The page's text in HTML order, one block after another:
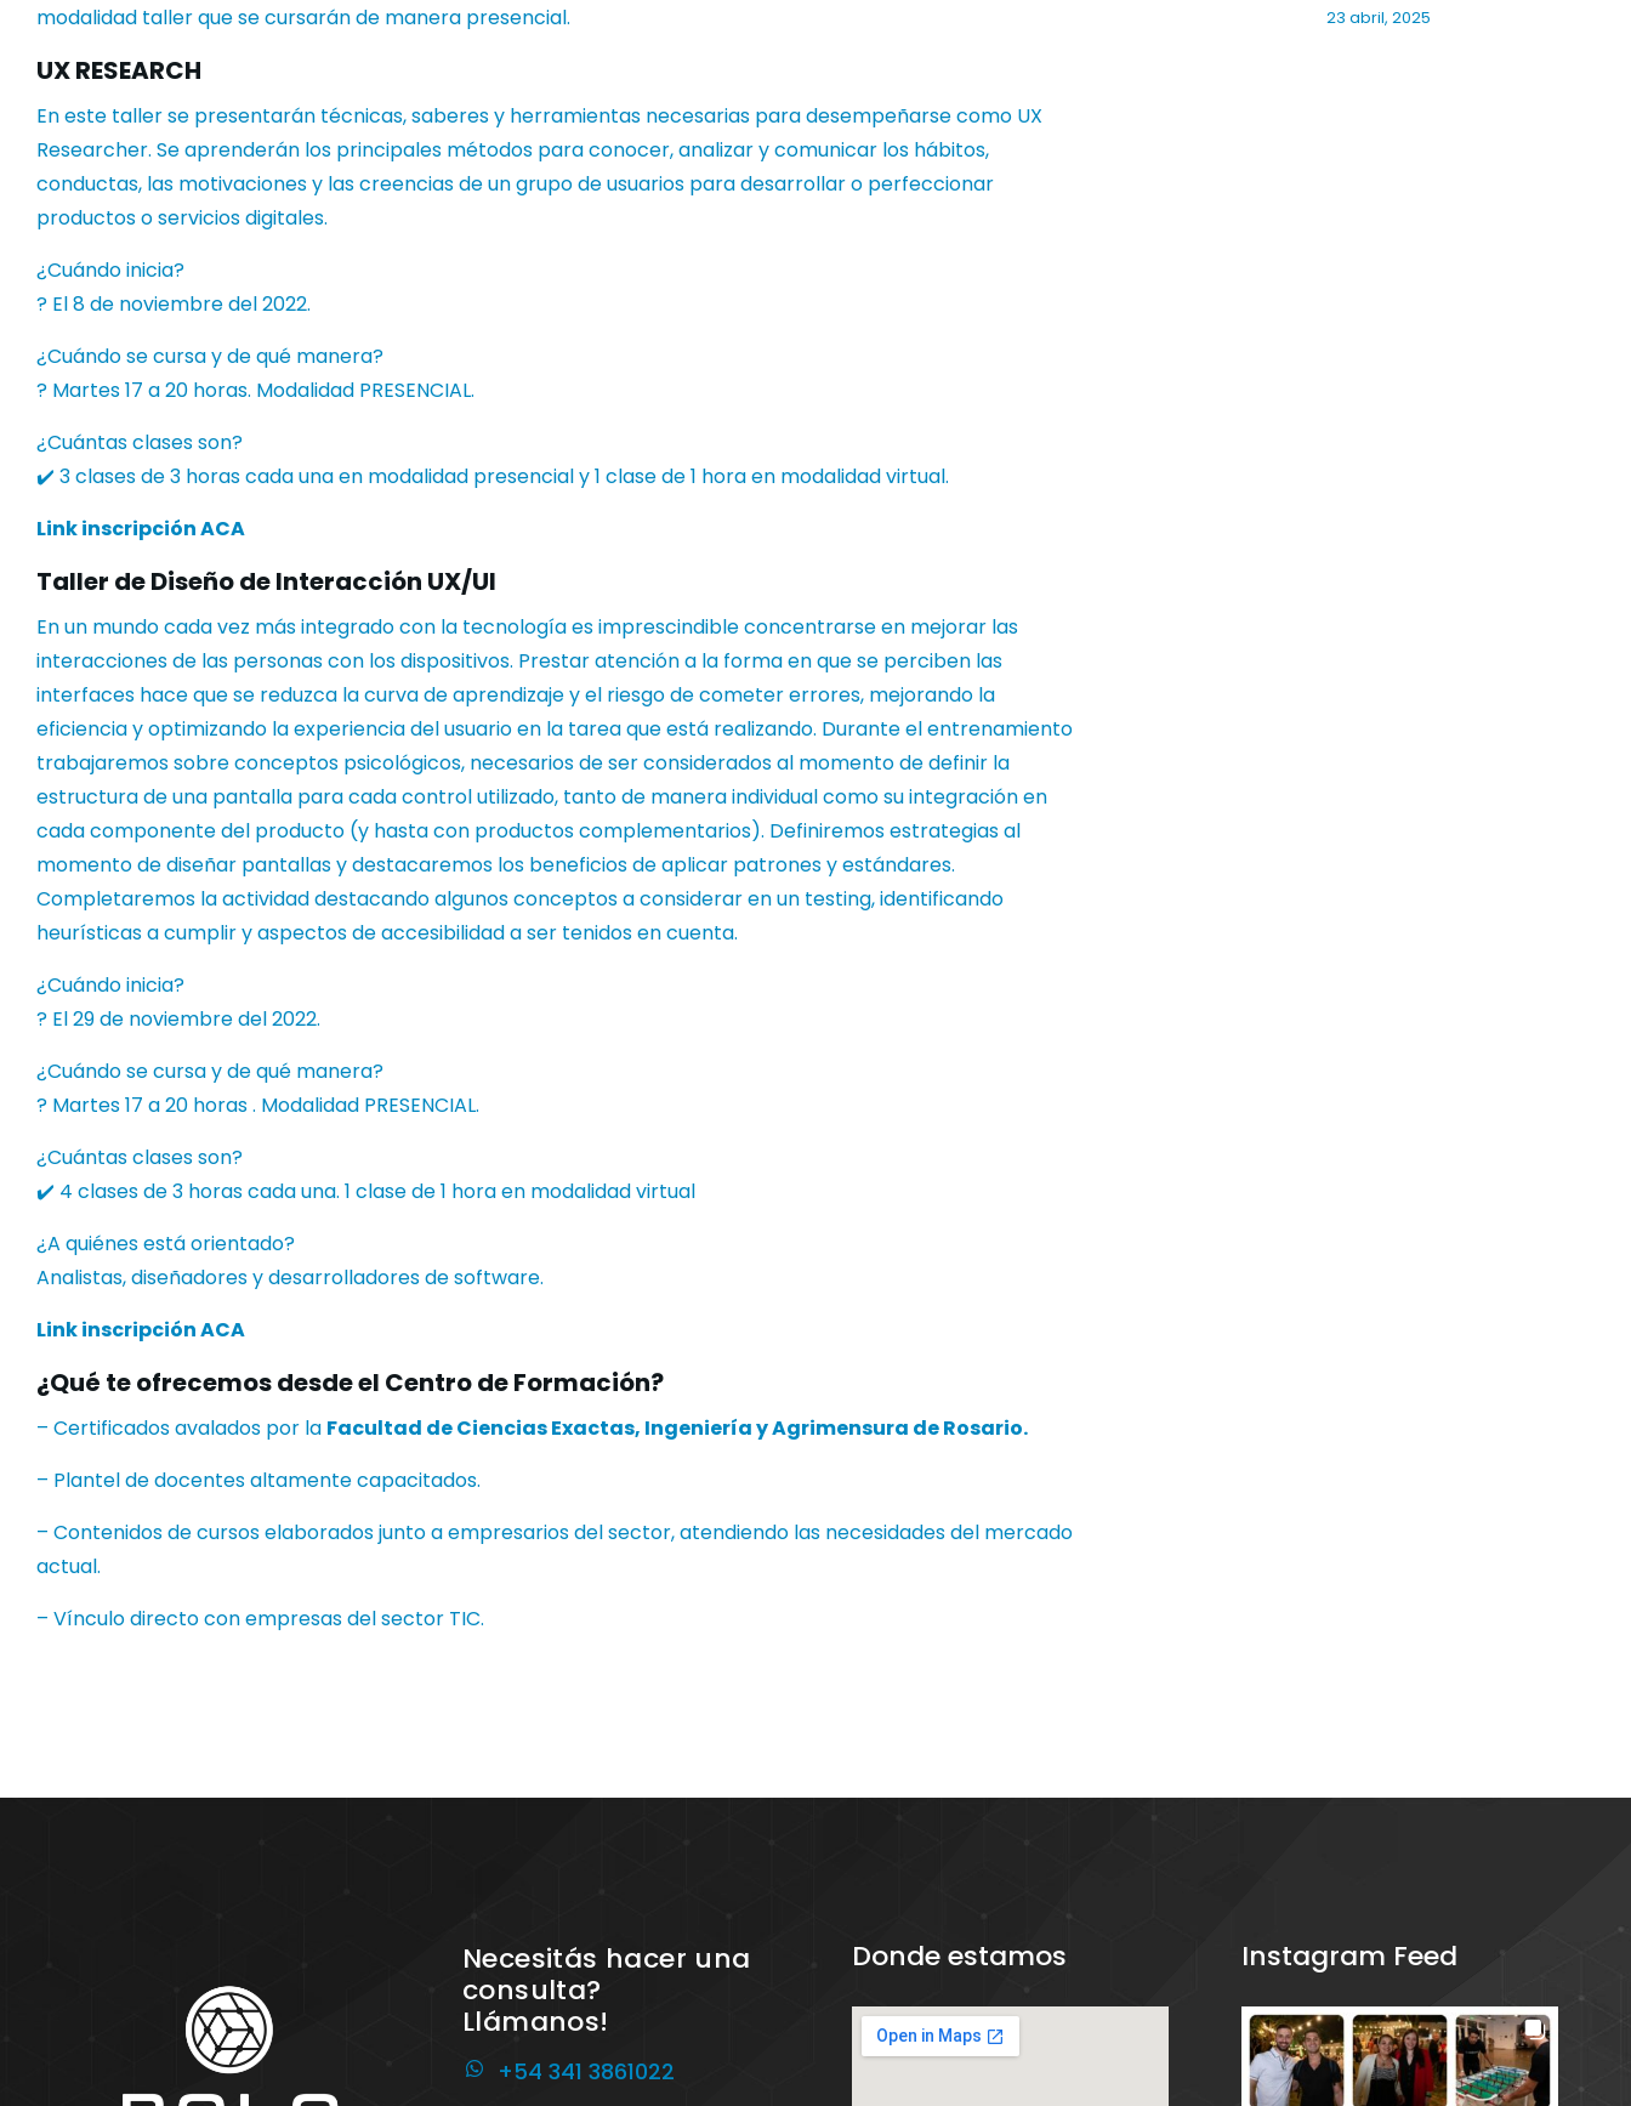
modalidad taller que se cursarán de manera presencial.
UX RESEARCH
En este taller se presentarán técnicas, saberes y herramientas necesarias para desempeñarse como UX
Researcher. Se aprenderán los principales métodos para conocer, analizar y comunicar los hábitos,
conductas, las motivaciones y las creencias de un grupo de usuarios para desarrollar o perfeccionar
productos o servicios digitales.
¿Cuándo inicia?
? El 8 de noviembre del 2022.
¿Cuándo se cursa y de qué manera?
? Martes 17 a 20 horas. Modalidad PRESENCIAL.
¿Cuántas clases son?
✔️ 3 clases de 3 horas cada una en modalidad presencial y 1 clase de 1 hora en modalidad virtual.
Link inscripción ACA
Taller de Diseño de Interacción UX/UI
En un mundo cada vez más integrado con la tecnología es imprescindible concentrarse en mejorar las
interacciones de las personas con los dispositivos. Prestar atención a la forma en que se perciben las
interfaces hace que se reduzca la curva de aprendizaje y el riesgo de cometer errores, mejorando la
eficiencia y optimizando la experiencia del usuario en la tarea que está realizando. Durante el entrenamiento
trabajaremos sobre conceptos psicológicos, necesarios de ser considerados al momento de definir la
estructura de una pantalla para cada control utilizado, tanto de manera individual como su integración en
cada componente del producto (y hasta con productos complementarios). Definiremos estrategias al
momento de diseñar pantallas y destacaremos los beneficios de aplicar patrones y estándares.
Completaremos la actividad destacando algunos conceptos a considerar en un testing, identificando
heurísticas a cumplir y aspectos de accesibilidad a ser tenidos en cuenta.
¿Cuándo inicia?
? El 29 de noviembre del 2022.
¿Cuándo se cursa y de qué manera?
? Martes 17 a 20 horas . Modalidad PRESENCIAL.
¿Cuántas clases son?
✔️ 4 clases de 3 horas cada una. 1 clase de 1 hora en modalidad virtual
¿A quiénes está orientado?
Analistas, diseñadores y desarrolladores de software.
Link inscripción ACA
¿Qué te ofrecemos desde el Centro de Formación?
– Certificados avalados por la Facultad de Ciencias Exactas, Ingeniería y Agrimensura de Rosario.
– Plantel de docentes altamente capacitados.
– Contenidos de cursos elaborados junto a empresarios del sector, atendiendo las necesidades del mercado
actual.
– Vínculo directo con empresas del sector TIC.
23 abril, 2025
Necesitás hacer una
consulta?
Llámanos!
+54 341 3861022
Donde estamos Instagram Feed